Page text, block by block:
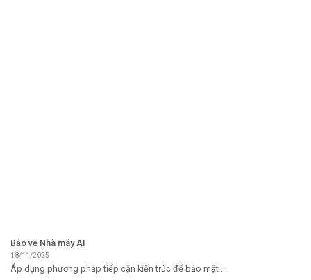
Bảo vệ Nhà máy AI
18/11/2025
Áp dụng phương pháp tiếp cận kiến ​​trúc để bảo mật ...